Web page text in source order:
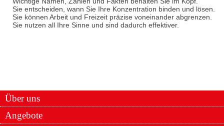
Sie entscheiden, wann Sie Ihre Konzentration binden und lösen.
Sie können Arbeit und Freizeit präzise voneinander abgrenzen.
Sie nutzen all Ihre Sinne und sind dadurch effektiver.
Über uns
Angebote